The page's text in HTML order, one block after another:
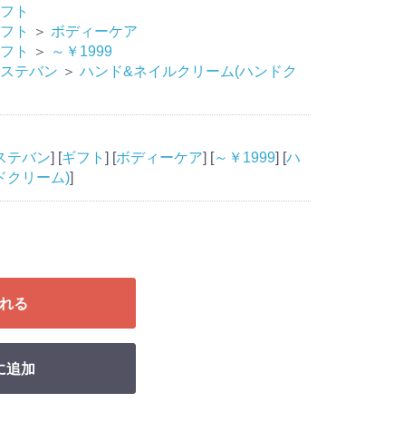
ト
ト ＞ ボディーケア
ト ＞
～￥1999
テバン ＞ ハンド&ネイルクリーム(ハンドク
テバン] [ギフト ] [ボディーケア] [～￥1999] [ハ
クリーム)]
る
追加